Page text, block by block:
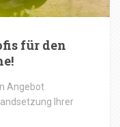
für den
Angebot
Ihrer